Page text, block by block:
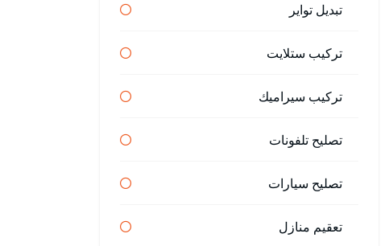
تبديل تواير
تركيب ستلايت
تركيب سيراميك
تصليح تلفونات
تصليح سيارات
تعقيم منازل